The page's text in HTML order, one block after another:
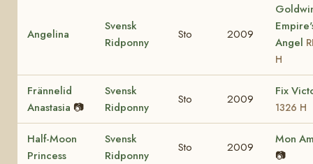
Angelina
Svensk
Ridponny
Sto 2009
Angel
H
Frännelid
Anastasia 📷
Svensk
Ridponny
Sto 2009
Fix
1326 H
Half-Moon
Princess
Svensk
Ridponny
Sto 2009
Mon
📷